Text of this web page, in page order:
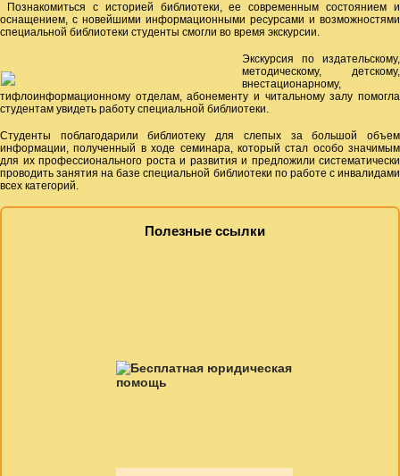
Познакомиться с историей библиотеки, ее современным состоянием и
оснащением, с новейшими информационными ресурсами и возможностями
специальной библиотеки студенты смогли во время экскурсии.
Экскурсия по издательскому,
методическому, детскому,
внестационарному,
тифлоинформационному отделам, абонементу и читальному залу помогла
студентам увидеть работу специальной библиотеки.
Студенты поблагодарили библиотеку для слепых за большой объем
информации, полученный в ходе семинара, который стал особо значимым
для их профессионального роста и развития и предложили систематически
проводить занятия на базе специальной библиотеки по работе с инвалидами
всех категорий.
Полезные ссылки